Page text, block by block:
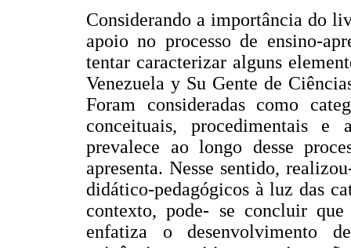
Considerando a importância do
apoio no processo de ensino-
tentar caracterizar alguns
Venezuela y Su Gente de
Foram consideradas como
conceituais, procedimentais
prevalece ao longo desse
apresenta. Nesse sentido,
didático-pedagógicos à luz das
contexto, pode- se concluir
enfatiza o desenvolvimento